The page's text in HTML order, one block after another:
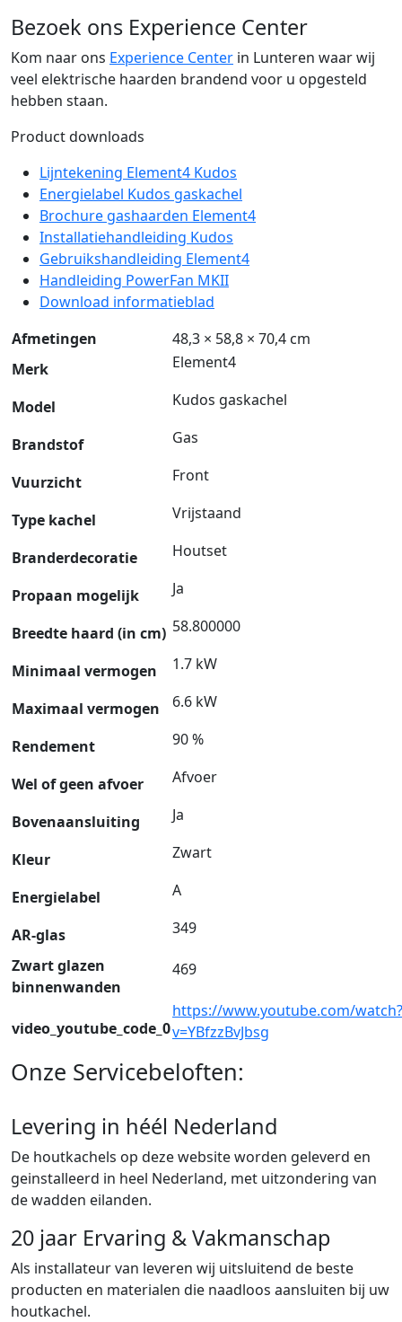
Bezoek ons Experience Center
Kom naar ons Experience Center in Lunteren waar wij
veel elektrische haarden brandend voor u opgesteld
hebben staan.
Product downloads
Lijntekening Element4 Kudos
Energielabel Kudos gaskachel
Brochure gashaarden Element4
Installatiehandleiding Kudos
Gebruikshandleiding Element4
Handleiding PowerFan MKII
Download informatieblad
Afmetingen
48,3 × 58,8 × 70,4 cm
Merk
Element4
Model Kudos gaskachel
Brandstof Gas
Vuurzicht Front
Type kachel Vrijstaand
Branderdecoratie Houtset
Propaan mogelijk Ja
Breedte haard (in cm) 58.800000
Minimaal vermogen 1.7 kW
Maximaal vermogen 6.6 kW
Rendement 90 %
Wel of geen afvoer Afvoer
Bovenaansluiting Ja
Kleur Zwart
Energielabel A
AR-glas
349
Zwart glazen
binnenwanden
469
video_youtube_code_0
https://www.youtube.com/watch?
v=YBfzzBvJbsg
Onze Servicebeloften:
Levering in héél Nederland
De houtkachels op deze website worden geleverd en
geinstalleerd in heel Nederland, met uitzondering van
de wadden eilanden.
20 jaar Ervaring & Vakmanschap
Als installateur van leveren wij uitsluitend de beste
producten en materialen die naadloos aansluiten bij uw
houtkachel.